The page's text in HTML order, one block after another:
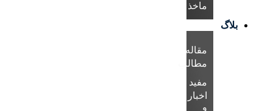
بلاگ
مقاله
مطالب